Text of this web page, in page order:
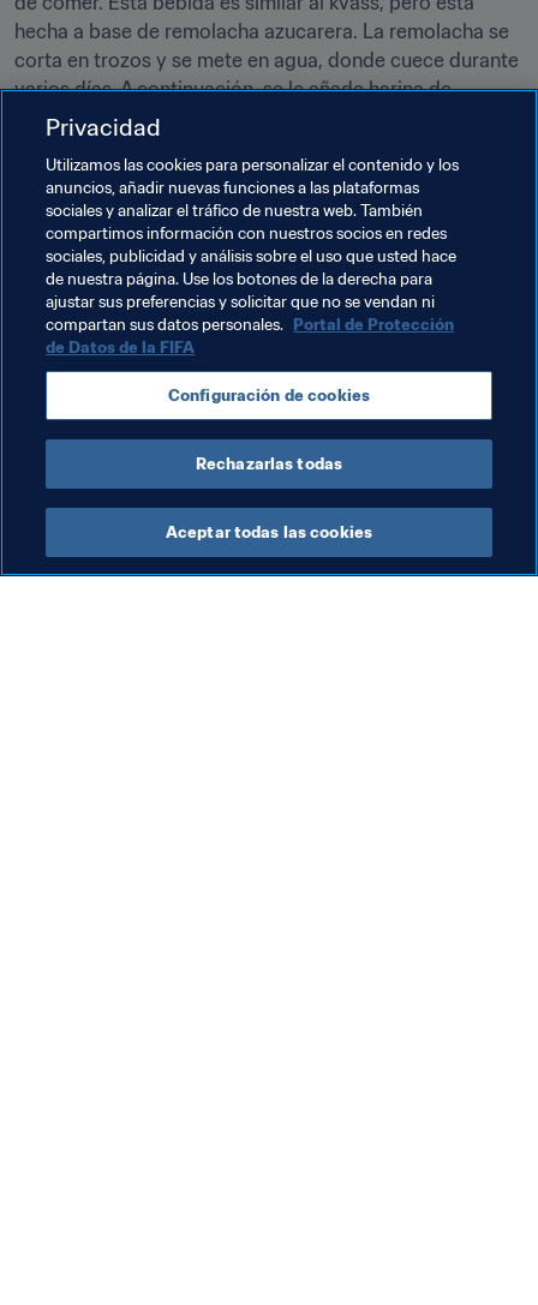
hecha a base de remolacha azucarera. La remolacha se
corta en trozos y se mete en agua, donde cuece durante
varios días. A continuación, se le añade harina de
centeno y se deja maltear la mezcla unas seis horas. A la
azúcar con lúpulo. Una vez lista, la bebida se cuela y se
conserva en un lugar frío.
Curiosamente, la poza sólo puede elaborarse en hornos
tradicionales, ya que los aparatos modernos no
producen el mismo efecto. Por eso, y pese a la
popularidad de esta bebida, han fracasado todos los
intentos de producirla en serie. La poza no contiene
alcohol y es una gran opción para calmar la sed, sobre
todo durante el calor de junio, ¡justo el mes en que se
disputará la Copa Mundial de 2018 en Saransk!
Privacidad
Utilizamos las cookies para personalizar el contenido y los
anuncios, añadir nuevas funciones a las plataformas
sociales y analizar el tráfico de nuestra web. También
compartimos información con nuestros socios en redes
sociales, publicidad y análisis sobre el uso que usted hace
de nuestra página. Use los botones de la derecha para
ajustar sus preferencias y solicitar que no se vendan ni
compartan sus datos personales. Portal de Protección
de Datos de la FIFA
Configuración de cookies
Rechazarlas todas
Aceptar todas las cookies